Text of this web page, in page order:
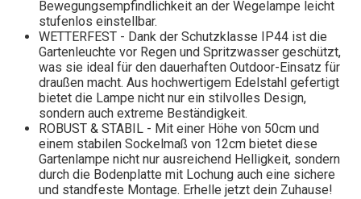
Bewegungsempfindlichkeit an der Wegelampe leicht
stufenlos einstellbar.
WETTERFEST - Dank der Schutzklasse IP44 ist die
Gartenleuchte vor Regen und Spritzwasser geschützt,
was sie ideal für den dauerhaften Outdoor-Einsatz für
draußen macht. Aus hochwertigem Edelstahl gefertigt
bietet die Lampe nicht nur ein stilvolles Design,
sondern auch extreme Beständigkeit.
ROBUST & STABIL - Mit einer Höhe von 50cm und
einem stabilen Sockelmaß von 12cm bietet diese
Gartenlampe nicht nur ausreichend Helligkeit, sondern
durch die Bodenplatte mit Lochung auch eine sichere
und standfeste Montage. Erhelle jetzt dein Zuhause!